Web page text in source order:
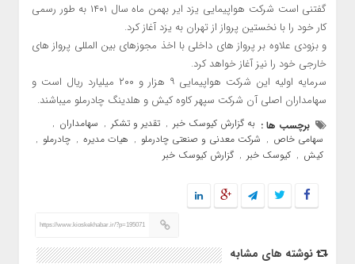
گفتنی است شرکت هواپیمایی یزد ایر بهمن ماه سال ۱۴۰۱ به طور رسمی
کار خود را با نخستین پرواز از تهران به یزد آغاز کرد.
و بزودی علاوه بر پرواز های داخلی با اخذ مجوزهای بین المللی پرواز های
خارجی خود را نیز آغاز خواهد کرد.
سرمایه اولیه این شرکت هواپیمایی ۹ هزار و ۲۰۰ میلیارد ریال است و
سهامداران اصلی آن شرکت سپهر کاوه کیش و هلدینگ چادرملو میباشند.
برچسب ها : به گزارش کیوسک خبر , تقدیر و تشکر , سهامداران ,
سهامی خاص , شرکت معدنی و صنعتی چادرملو , هیات مدیره , چادرملو ,
کیش , کیوسک خبر , گزارش کیوسک خبر
https://www.kioskekhabar.ir/?p=195071
نوشته های مشابه